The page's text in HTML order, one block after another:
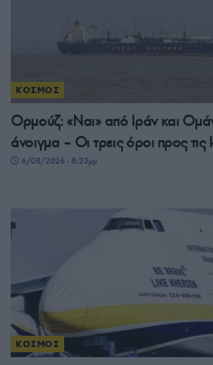
ΚΟΣΜΟΣ
Ορμούζ: «Ναι» από Ιράν και
άνοιγμα – Οι τρεις όροι προς
6/08/2026 - 8:23μμ
ΚΟΣΜΟΣ